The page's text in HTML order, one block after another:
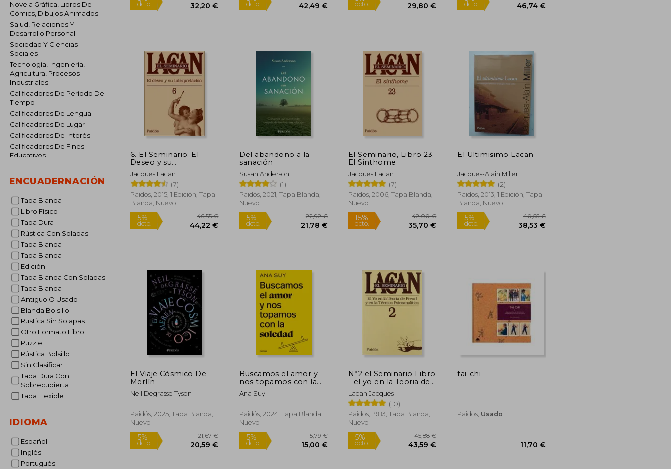
Novela Gráfica, Libros De
Cómics, Dibujos Animados
Salud, Relaciones Y
Desarrollo Personal
Sociedad Y Ciencias
Sociales
Tecnología, Ingeniería,
Agricultura, Procesos
Industriales
Calificadores De Período De
Tiempo
Calificadores De Lengua
Calificadores De Lugar
Calificadores De Interés
Calificadores De Fines
Educativos
ENCUADERNACIÓN
Tapa Blanda
Libro Físico
Tapa Dura
Rústica Con Solapas
Tapa Blanda
Tapa Blanda
Edición
Tapa Blanda Con Solapas
Tapa Blanda
Antiguo O Usado
Blanda Bolsillo
Rustica Sin Solapas
Otro Formato Libro
Puzzle
Rústica Bolsillo
Sin Clasificar
Tapa Dura Con
Sobrecubierta
Tapa Flexible
IDIOMA
Español
Inglés
Portugués
42,49 € 29,80 €
6. El Seminario: El
Deseo y su
Interpretacion
Jacques Lacan
(7)
Paidos, 2015, 1 Edición, Tapa
Blanda, Nuevo
5%
dcto.
Del abandono a la
sanación
Susan Anderson
(1)
Paidós, 2021, Tapa Blanda,
Nuevo
5%
dcto.
El Seminario, Libro 23.
El Sinthome
Jacques Lacan
(7)
Paidos, 2006, Tapa Blanda,
Nuevo
15%
dcto.
42,00 €
35,70 €
El Ultimisimo Lacan
Jacques-Alain Miller
(2)
Paidos, 2013, 1 Edición, Tapa
Blanda, Nuevo
5%
dcto.
El Viaje Cósmico De
Merlín
Neil Degrasse Tyson
Paidós, 2025, Tapa Blanda,
Nuevo
Buscamos el amor y
nos topamos con la
soledad
Ana Suy|
Paidós, 2024, Tapa Blanda,
Nuevo
N°2 el Seminario Libro
- el yo en la Teoria de
Freud y en la Tecnica
Psicoanalitica
Lacan Jacques
(10)
Paidos, 1983, Tapa Blanda,
Nuevo
tai-chi
Paidos, Usado